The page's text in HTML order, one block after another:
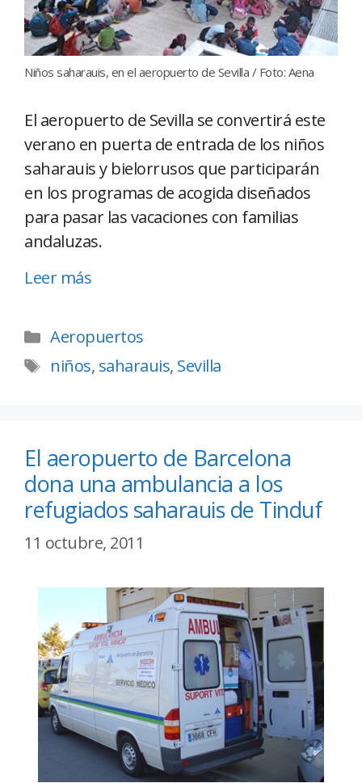
Niños saharauis, en el aeropuerto de Sevilla / Foto: Aena
El aeropuerto de Sevilla se convertirá este
verano en puerta de entrada de los niños
saharauis y bielorrusos que participarán
en los programas de acogida diseñados
para pasar las vacaciones con familias
andaluzas.
Leer más
Aeropuertos
niños, saharauis, Sevilla
El aeropuerto de Barcelona
dona una ambulancia a los
refugiados saharauis de Tinduf
11 octubre, 2011